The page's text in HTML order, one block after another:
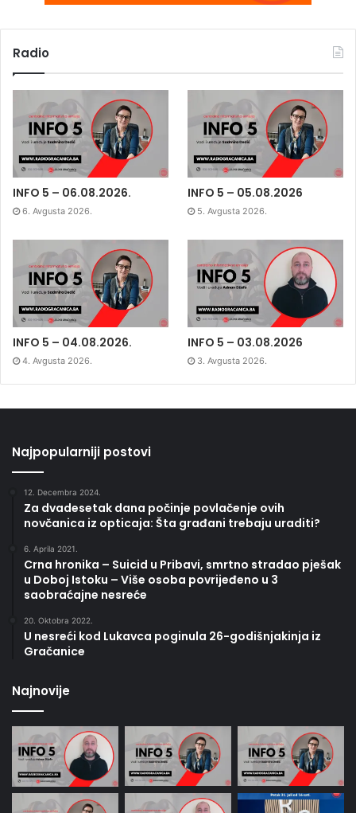
Radio
INFO 5 – 06.08.2026.
6. Avgusta 2026.
INFO 5 – 05.08.2026
5. Avgusta 2026.
INFO 5 – 04.08.2026.
4. Avgusta 2026.
INFO 5 – 03.08.2026
3. Avgusta 2026.
Najpopularniji postovi
12. Decembra 2024.
Za dvadesetak dana počinje povlačenje ovih
novčanica iz opticaja: Šta građani trebaju uraditi?
6. Aprila 2021.
Crna hronika – Suicid u Pribavi, smrtno stradao pješak
u Doboj Istoku – Više osoba povrijeđeno u 3
saobraćajne nesreće
20. Oktobra 2022.
U nesreći kod Lukavca poginula 26-godišnjakinja iz
Gračanice
Najnovije